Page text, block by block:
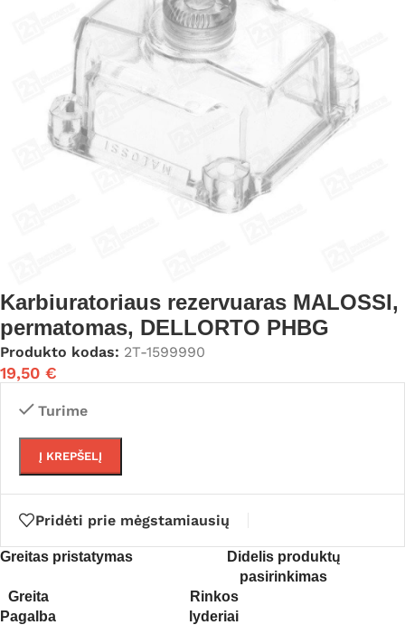
Karbiuratoriaus rezervuaras MALOSSI,
permatomas, DELLORTO PHBG
Produkto kodas: 2T-1599990
19,50 €
Turime
Į KREPŠELĮ
Pridėti prie mėgstamiausių
Greitas pristatymas
Didelis produktų
pasirinkimas
Greita
Pagalba
Rinkos
lyderiai